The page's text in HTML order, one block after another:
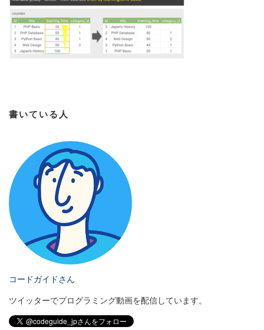
書いている人
コードガイドさん
ツイッターでプログラミング動画を配信しています。